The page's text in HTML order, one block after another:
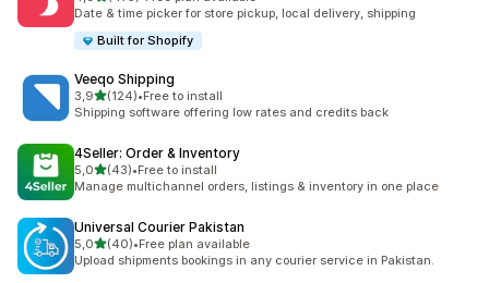
Celkový počet recenzí: 475
Date & time picker for store pickup, local delivery, shipping
Built for Shopify
Veeqo Shipping
3,9z 5 hvězd
(124)
Celkový počet recenzí: 124
•Free to install
Shipping software offering low rates and credits back
4Seller: Order & Inventory
5,0z 5 hvězd
(43)
Celkový počet recenzí: 43
•Free to install
Manage multichannel orders, listings & inventory in one place
Universal Courier Pakistan
5,0z 5 hvězd
(40)
Celkový počet recenzí: 40
•Free plan available
Upload shipments bookings in any courier service in Pakistan.